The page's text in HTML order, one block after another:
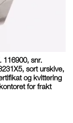
116900, snr.
sort urskive,
og kvittering
for frakt